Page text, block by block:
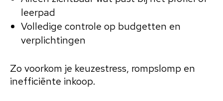
leerpad
Volledige controle op budgetten en
verplichtingen
Zo voorkom je keuzestress, rompslomp en
inefficiënte inkoop.